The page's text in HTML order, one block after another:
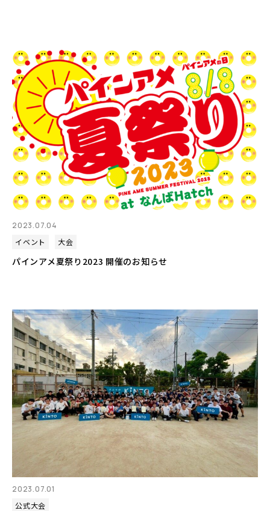
2023.07.04
イベント
大会
パインアメ夏祭り2023 開催のお知らせ
2023.07.01
公式大会